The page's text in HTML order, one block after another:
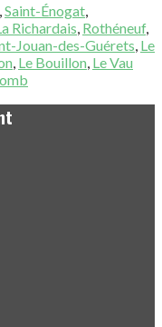
Saint-Énogat
Richardais Rothéneuf,
Jouan-des-Guérets Le
Le Bouillon Le Vau